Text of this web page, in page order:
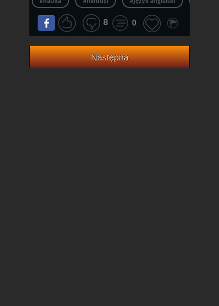
8 0
Następna